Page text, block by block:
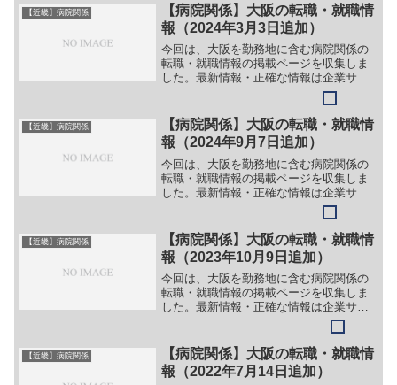
【近畿】病院関係
【病院関係】大阪の転職・就職情
報（2024年3月3日追加）
今回は、大阪を勤務地に含む病院関係の
転職・就職情報の掲載ページを収集しま
した。最新情報・正確な情報は企業サイ
トでご確認ください。①【会社名】社会
医療法人 ささき会 藍の都脳神経外科
病院【職務】＞＞（１）医師（脳神経外
科）＞＞（２）医師（脳神...
【近畿】病院関係
【病院関係】大阪の転職・就職情
報（2024年9月7日追加）
今回は、大阪を勤務地に含む病院関係の
転職・就職情報の掲載ページを収集しま
した。最新情報・正確な情報は企業サイ
トでご確認ください。①【会社名】医療
法人 朋愛会 朋愛病院【職務】［正社
員］＞＞（１）看護師＞＞（２）看護補
助＞＞（３）臨床検査技師...
【近畿】病院関係
【病院関係】大阪の転職・就職情
報（2023年10月9日追加）
今回は、大阪を勤務地に含む病院関係の
転職・就職情報の掲載ページを収集しま
した。最新情報・正確な情報は企業サイ
トでご確認ください。①【会社名】医療
法人 暁美会 田中病院【職務】［常
勤］＞＞（１）看護師（訪問）＞＞
（２）看護師（外来）＞＞（３）...
【近畿】病院関係
【病院関係】大阪の転職・就職情
報（2022年7月14日追加）